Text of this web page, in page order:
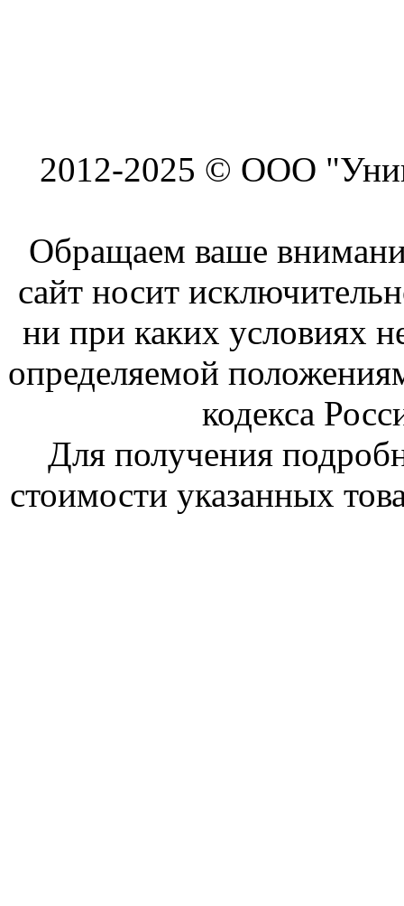
2012-2025 © ООО
Обращаем ваше
сайт носит
ни при каких условиях
определяемой
кодекса
Для получения
стоимости указанных